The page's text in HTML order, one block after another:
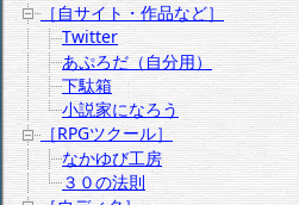
［自サイト・作品など］
Twitter
あぷろだ（自分用）
下駄箱
小説家になろう
［RPGツクール］
なかゆび工房
３０の法則